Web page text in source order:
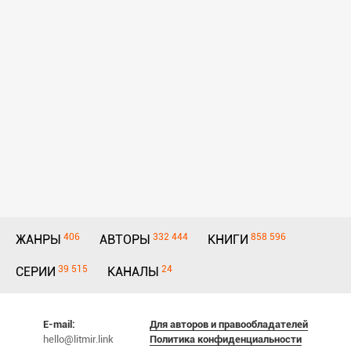
ЖАНРЫ 406 АВТОРЫ 332 444 КНИГИ 858 596
СЕРИИ 39 515 КАНАЛЫ 24
E-mail:
hello@litmir.link
Для авторов и правообладателей
Политика конфиденциальности